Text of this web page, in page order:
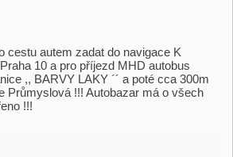
cestu autem zadat do navigace K
10 a pro příjezd MHD autobus
,, BARVY LAKY ´´ a poté cca 300m
Průmyslová !!! Autobazar má o všech
!!!